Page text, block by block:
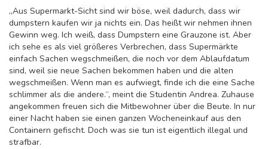
„Aus Supermarkt-Sicht sind wir böse, weil dadurch, dass wir
dumpstern kaufen wir ja nichts ein. Das heißt wir nehmen ihnen
Gewinn weg. Ich weiß, dass Dumpstern eine Grauzone ist. Aber
ich sehe es als viel größeres Verbrechen, dass Supermärkte
einfach Sachen wegschmeißen, die noch vor dem Ablaufdatum
sind, weil sie neue Sachen bekommen haben und die alten
wegschmeißen. Wenn man es aufwiegt, finde ich die eine Sache
schlimmer als die andere.“, meint die Studentin Andrea. Zuhause
angekommen freuen sich die Mitbewohner über die Beute. In nur
einer Nacht haben sie einen ganzen Wocheneinkauf aus den
Containern gefischt. Doch was sie tun ist eigentlich illegal und
strafbar.